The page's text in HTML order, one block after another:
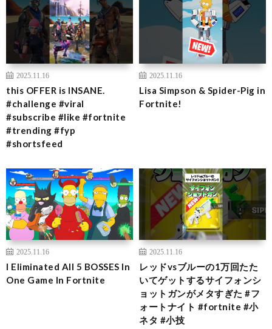
2025.11.16
this OFFER is INSANE.
#challenge #viral
#subscribe #like #fortnite
#trending #fyp
#shortsfeed
2025.11.16
Lisa Simpson & Spider-Pig in
Fortnite!
2025.11.16
I Eliminated All 5 BOSSES In
One Game In Fortnite
2025.11.16
レッドvsブルーの1万回たた
いてゲットするサイフォンシ
ョットガンがメタすぎた #フ
ォートナイト #fortnite #小
ネタ #小技